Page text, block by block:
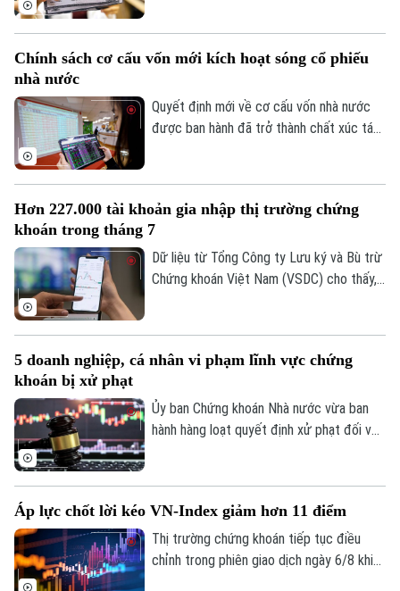
Chuyên mục
Thời sự
Chính trị
Xã hội
Hà Nội
Nhịp sống Hà Nội
Thế giới
xuất cho phép ngân hàng thương mại làm
phiếu doanh nghiệp.
Chính sách cơ cấu vốn mới kích hoạt sóng cổ phiếu
nhà nước
Quyết định mới về cơ cấu vốn nhà nước
được ban hành đã trở thành chất xúc tác
đưa VN-Index đảo chiều đi lên.
Hơn 227.000 tài khoản gia nhập thị trường chứng
khoán trong tháng 7
Dữ liệu từ Tổng Công ty Lưu ký và Bù trừ
Chứng khoán Việt Nam (VSDC) cho thấy,
tháng 7, thị trường có 13,66 triệu tài
227.300 tài khoản so với cuối tháng 6.
5 doanh nghiệp, cá nhân vi phạm lĩnh vực chứng
khoán bị xử phạt
Ủy ban Chứng khoán Nhà nước vừa ban
hành hàng loạt quyết định xử phạt đối với
xử phạt lên tới hơn 572 triệu đồng.
Áp lực chốt lời kéo VN-Index giảm hơn 11 điểm
Thị trường chứng khoán tiếp tục điều
chỉnh trong phiên giao dịch ngày 6/8 khi